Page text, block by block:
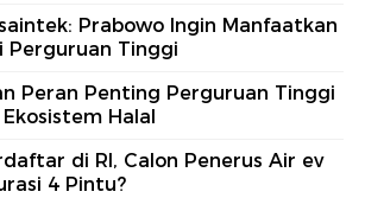
Prabowo Ingin Manfaatkan
Perguruan Tinggi
Peran Penting Perguruan Tinggi
Halal
di RI, Calon Penerus Air ev
4 Pintu?